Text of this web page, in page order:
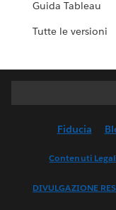
Guida Tableau
Tutte le versioni
Fiducia
Contenuti
DIVULGAZIONE